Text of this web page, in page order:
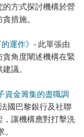
的方式探討機構於營
措施。
運作》 - 此單張由
角度闡述機構在緊
議。
資金籌集的盡職調
國巴黎銀行及社聯
，讓機構應對打擊洗